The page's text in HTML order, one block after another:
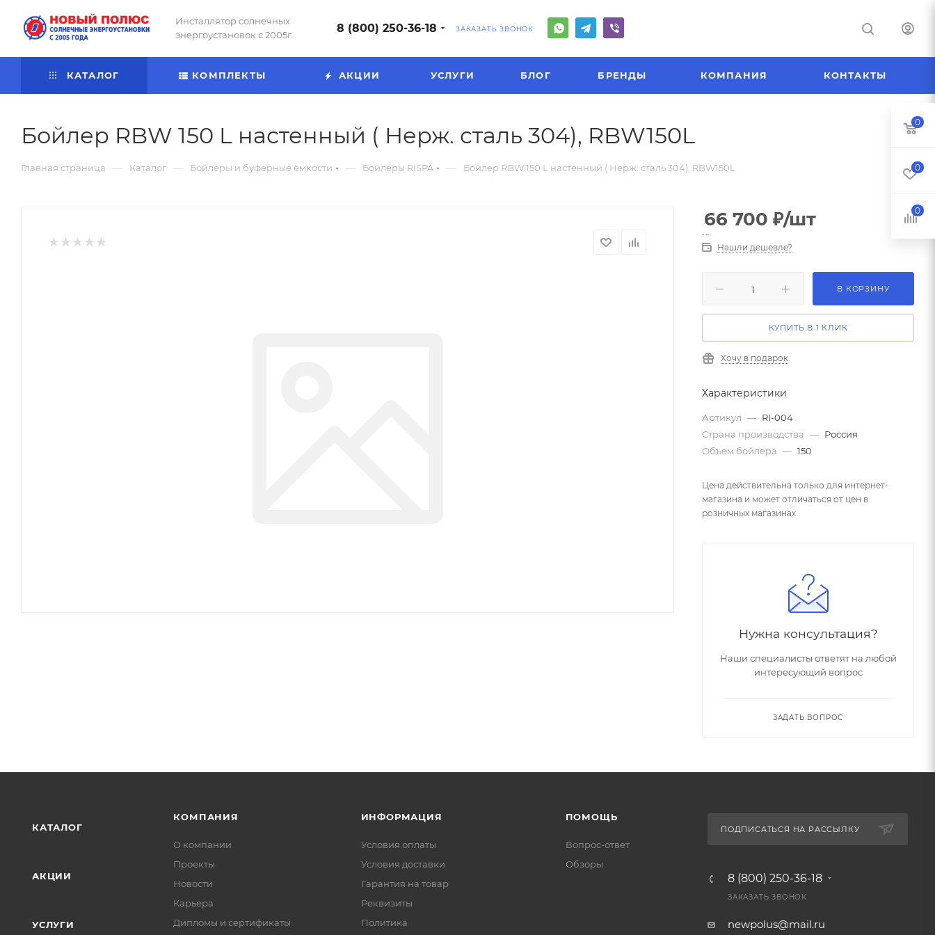
Инсталлятор солнечных
энергоустановок с 2005г.
8 (800) 250-36-18 ЗАКАЗАТЬ ЗВОНОК
КАТАЛОГ КОМПЛЕКТЫ АКЦИИ УСЛУГИ БЛОГ БРЕНДЫ КОМПАНИЯ КОНТАКТЫ
Бойлер RBW 150 L настенный ( Нерж. сталь 304), RBW150L
Главная страница — Каталог — Бойлеры и буферные ёмкости — Бойлеры RISPA — Бойлер RBW 150 L настенный ( Нерж. сталь 304), RBW150L
66 700 ₽/шт
Нашли дешевле?
В КОРЗИНУ
КУПИТЬ В 1 КЛИК
Хочу в подарок
Характеристики
Артикул — RI-004
Страна производства — Россия
Объем бойлера — 150
Цена действительна только для интернет-
магазина и может отличаться от цен в
розничных магазинах
Нужна консультация?
Наши специалисты ответят на любой
интересующий вопрос
ЗАДАТЬ ВОПРОС
КАТАЛОГ
АКЦИИ
УСЛУГИ
КОМПАНИЯ
О компании
Проекты
Новости
Карьера
Дипломы и сертификаты
ИНФОРМАЦИЯ
Условия оплаты
Условия доставки
Гарантия на товар
Реквизиты
Политика
ПОМОЩЬ
Вопрос-ответ
Обзоры
ПОДПИСАТЬСЯ НА РАССЫЛКУ
8 (800) 250-36-18
ЗАКАЗАТЬ ЗВОНОК
newpolus@mail.ru
0
0
0